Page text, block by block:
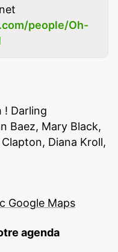
people/Oh-
! Darling
Baez, Mary Black,
Diana Kroll,
Google Maps
agenda